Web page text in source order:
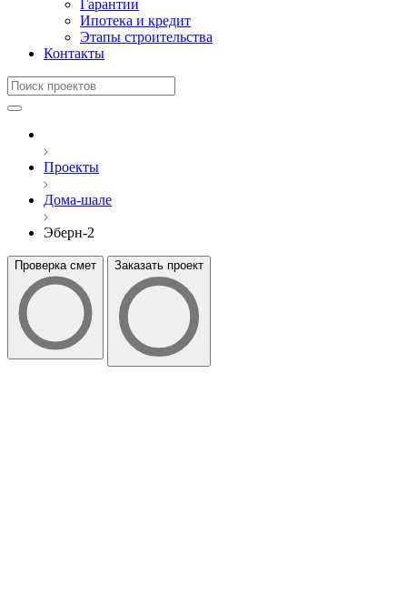
Гарантии
Ипотека и кредит
Этапы строительства
Контакты
Проекты
Дома-шале
Эберн-2
Проверка смет Заказать проект